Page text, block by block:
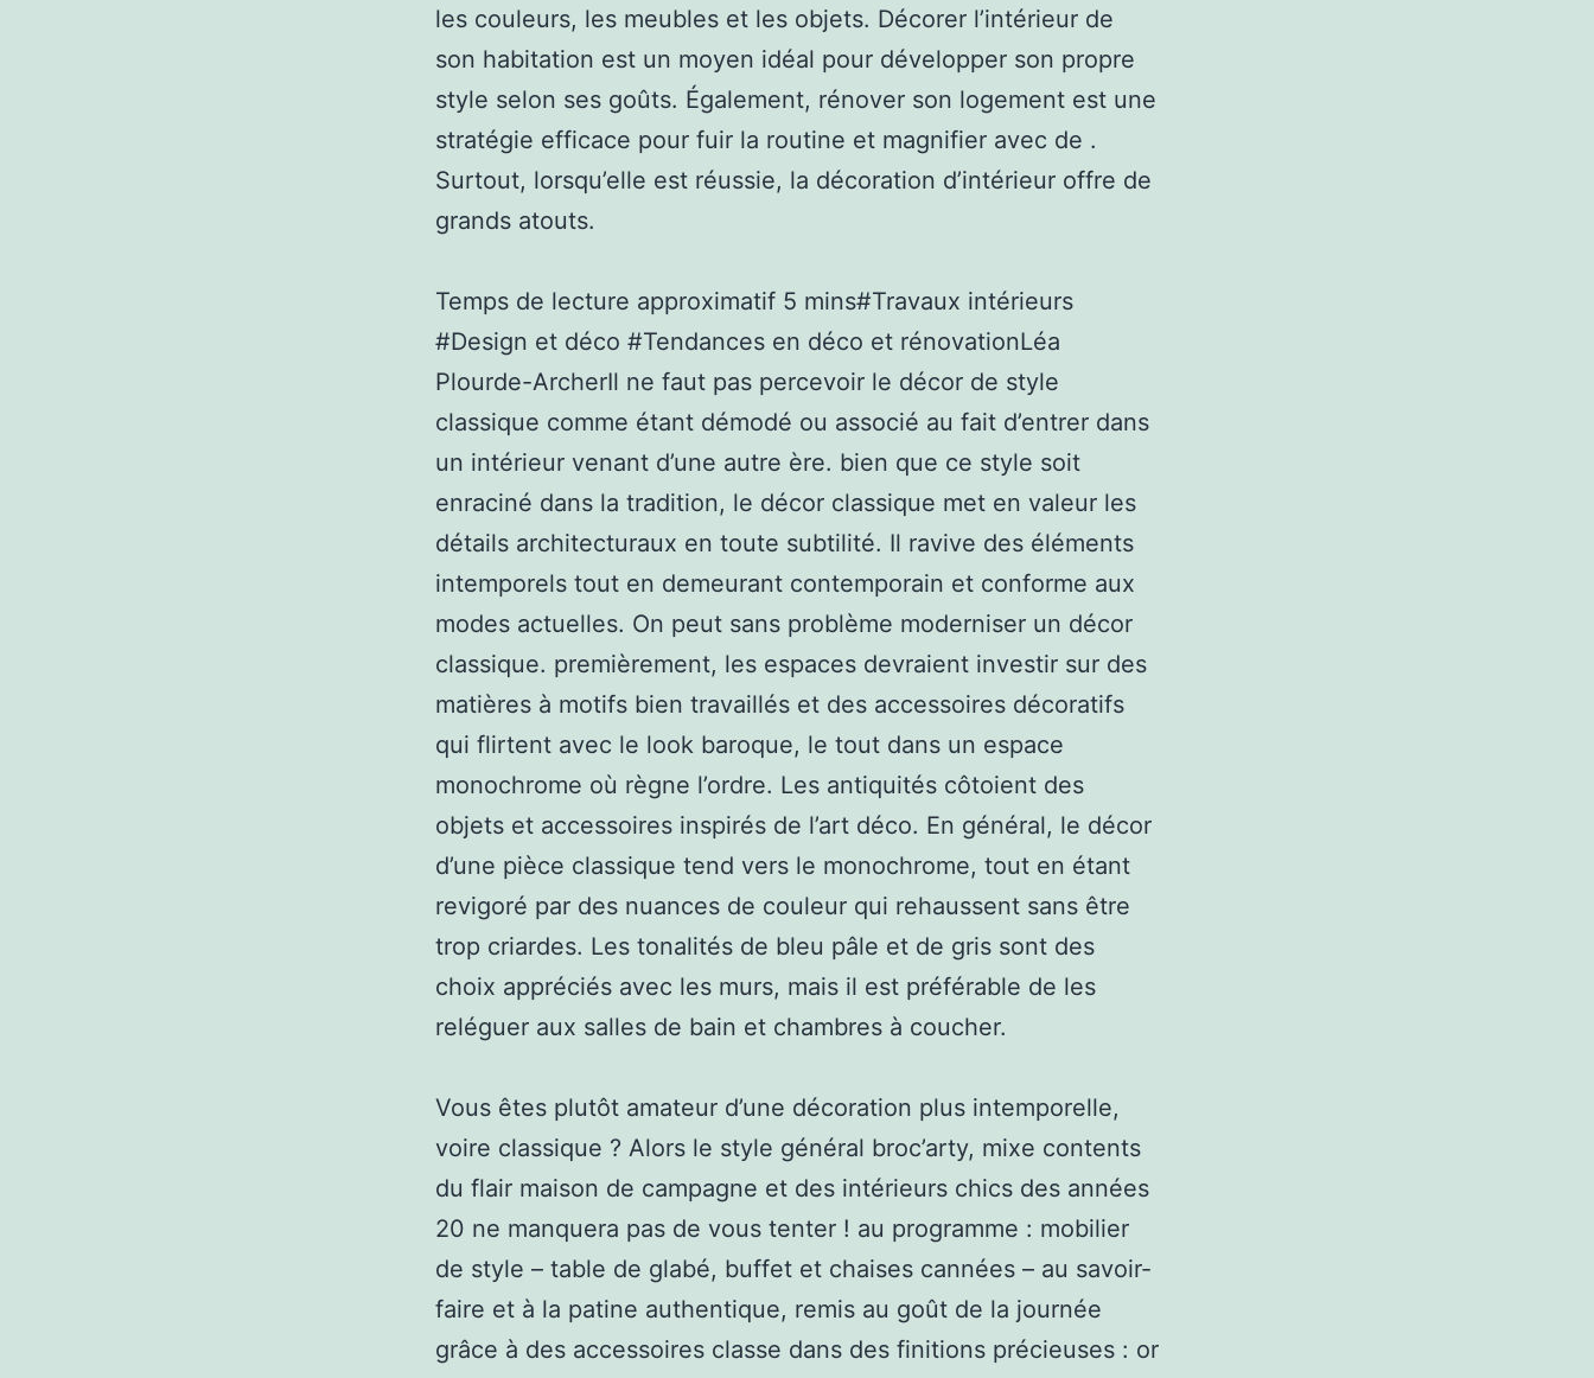
les couleurs, les meubles et les objets. Décorer l’intérieur de
son habitation est un moyen idéal pour développer son propre
style selon ses goûts. Également, rénover son logement est une
stratégie efficace pour fuir la routine et magnifier avec de .
Surtout, lorsqu’elle est réussie, la décoration d’intérieur offre de
grands atouts.
Temps de lecture approximatif 5 mins#Travaux intérieurs
#Design et déco #Tendances en déco et rénovationLéa
Plourde-ArcherIl ne faut pas percevoir le décor de style
classique comme étant démodé ou associé au fait d’entrer dans
un intérieur venant d’une autre ère. bien que ce style soit
enraciné dans la tradition, le décor classique met en valeur les
détails architecturaux en toute subtilité. Il ravive des éléments
intemporels tout en demeurant contemporain et conforme aux
modes actuelles. On peut sans problème moderniser un décor
classique. premièrement, les espaces devraient investir sur des
matières à motifs bien travaillés et des accessoires décoratifs
qui flirtent avec le look baroque, le tout dans un espace
monochrome où règne l’ordre. Les antiquités côtoient des
objets et accessoires inspirés de l’art déco. En général, le décor
d’une pièce classique tend vers le monochrome, tout en étant
revigoré par des nuances de couleur qui rehaussent sans être
trop criardes. Les tonalités de bleu pâle et de gris sont des
choix appréciés avec les murs, mais il est préférable de les
reléguer aux salles de bain et chambres à coucher.
Vous êtes plutôt amateur d’une décoration plus intemporelle,
voire classique ? Alors le style général broc’arty, mixe contents
du flair maison de campagne et des intérieurs chics des années
20 ne manquera pas de vous tenter ! au programme : mobilier
de style – table de glabé, buffet et chaises cannées – au savoir-
faire et à la patine authentique, remis au goût de la journée
grâce à des accessoires classe dans des finitions précieuses : or